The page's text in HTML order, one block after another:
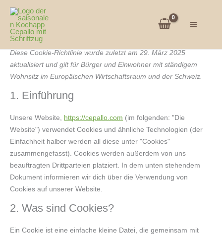
Zum
Inhalt
springen
Cookie-Richtlinie (EU)
Diese Cookie-Richtlinie wurde zuletzt am 29. März 2025
aktualisiert und gilt für Bürger und Einwohner mit ständigem
Wohnsitz im Europäischen Wirtschaftsraum und der Schweiz.
1. Einführung
Unsere Website, https://cepallo.com (im folgenden: "Die
Website") verwendet Cookies und ähnliche Technologien (der
Einfachheit halber werden all diese unter "Cookies"
zusammengefasst). Cookies werden außerdem von uns
beauftragten Drittparteien platziert. In dem unten stehendem
Dokument informieren wir dich über die Verwendung von
Cookies auf unserer Website.
2. Was sind Cookies?
Ein Cookie ist eine einfache kleine Datei, die gemeinsam mit
Consent
service
elementor
Consent
service
Consent
service
wordpress
Consent
service
matomo
Consent
service
js
Consent
service
stripe
Consent
service
google-
fonts
Consent
service
youtube
Consent
service
facebook
Consent
service
tiktok
Consent
service
complianz
Consent
service
sonstiges